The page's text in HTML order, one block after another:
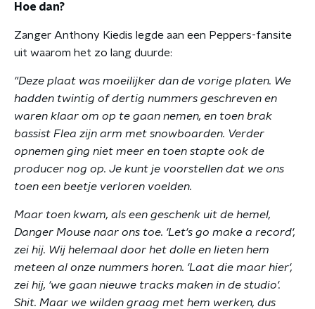
Hoe dan?
Zanger Anthony Kiedis legde aan een Peppers-fansite
uit waarom het zo lang duurde:
"Deze plaat was moeilijker dan de vorige platen. We
hadden twintig of dertig nummers geschreven en
waren klaar om op te gaan nemen, en toen brak
bassist Flea zijn arm met snowboarden. Verder
opnemen ging niet meer en toen stapte ook de
producer nog op. Je kunt je voorstellen dat we ons
toen een beetje verloren voelden.
Maar toen kwam, als een geschenk uit de hemel,
Danger Mouse naar ons toe. 'Let's go make a record',
zei hij. Wij helemaal door het dolle en lieten hem
meteen al onze nummers horen. 'Laat die maar hier',
zei hij, 'we gaan nieuwe tracks maken in de studio'.
Shit. Maar we wilden graag met hem werken, dus